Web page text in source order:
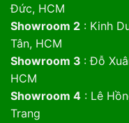
Đức, HCM
Showroom 2: Kinh
Tân, HCM
Showroom 3 : Đỗ
HCM
Showroom 4: Lê
Trang